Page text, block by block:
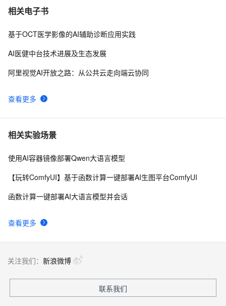
相关电子书
查看更多
基于OCT医学影像的AI辅助诊断应用实践
AI医健中台技术进展及生态发展
阿里视觉AI开放之路：从公共云走向端云协同
相关实验场景
查看更多
使用AI容器镜像部署Qwen大语言模型
【玩转ComfyUI】基于函数计算一键部署AI生图平台ComfyUI
函数计算一键部署AI大语言模型并会话
关注我们： 新浪微博
联系我们